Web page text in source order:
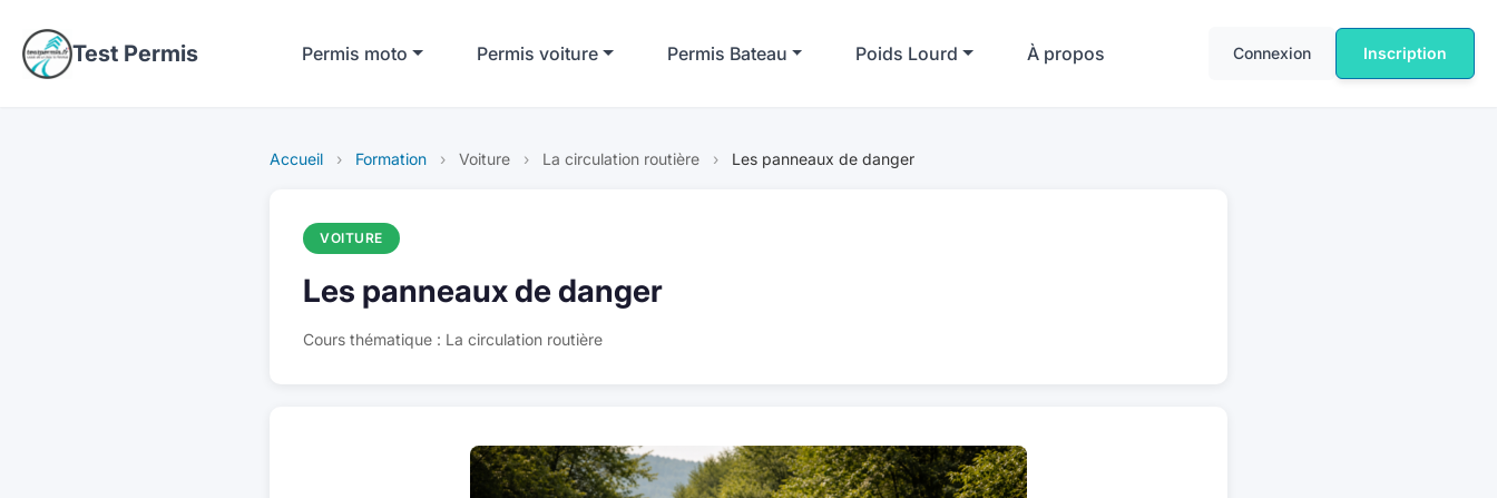
Test Permis Permis moto Permis voiture Permis Bateau Poids Lourd À propos Connexion Inscription
Accueil › Formation › Voiture › La circulation routière › Les panneaux de danger
VOITURE
Les panneaux de danger
Cours thématique : La circulation routière